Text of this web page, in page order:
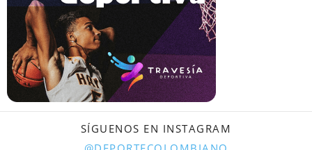
SÍGUENOS EN INSTAGRAM